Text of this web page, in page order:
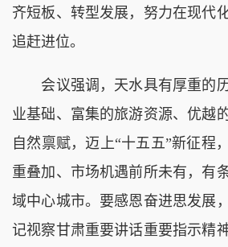
齐短板、转型发展，努力在现代
追赶进位。
会议强调，天水具有厚重的历
业基础、富集的旅游资源、优越
自然禀赋，迈上“十五五”新征程
重叠加、市场机遇前所未有，有
域中心城市。要感恩奋进思发展
记视察甘肃重要讲话重要指示精